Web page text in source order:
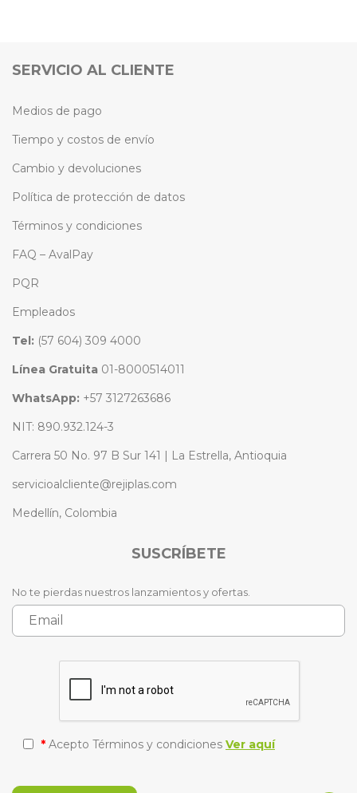
SERVICIO AL CLIENTE
Medios de pago
Tiempo y costos de envío
Cambio y devoluciones
Política de protección de datos
Términos y condiciones
FAQ – AvalPay
PQR
Empleados
Tel: (57 604) 309 4000
Línea Gratuita 01-8000514011
WhatsApp: +57 3127263686
NIT: 890.932.124-3
Carrera 50 No. 97 B Sur 141 | La Estrella, Antioquia
servicioalcliente@rejiplas.com
Medellín, Colombia
SUSCRÍBETE
No te pierdas nuestros lanzamientos y ofertas.
* Acepto Términos y condiciones Ver aquí